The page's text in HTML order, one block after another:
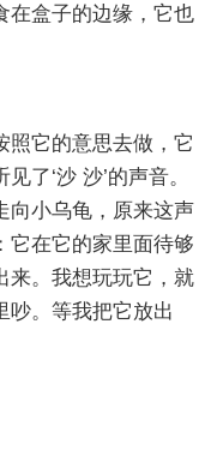
在盒子的边缘，它也
照它的意思去做，它
了‘沙 沙’的声音。
向小乌龟，原来这声
它在它的家里面待够
来。我想玩玩它，就
吵。等我把它放出